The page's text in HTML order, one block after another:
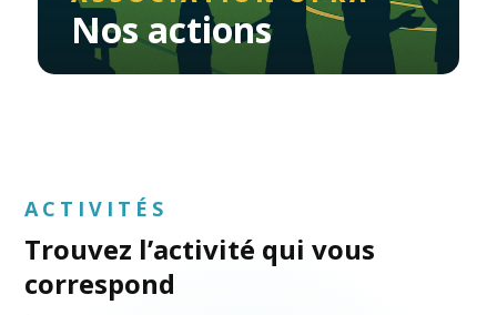
Nos actions
ACTIVITÉS
Trouvez l’activité qui vous
correspond